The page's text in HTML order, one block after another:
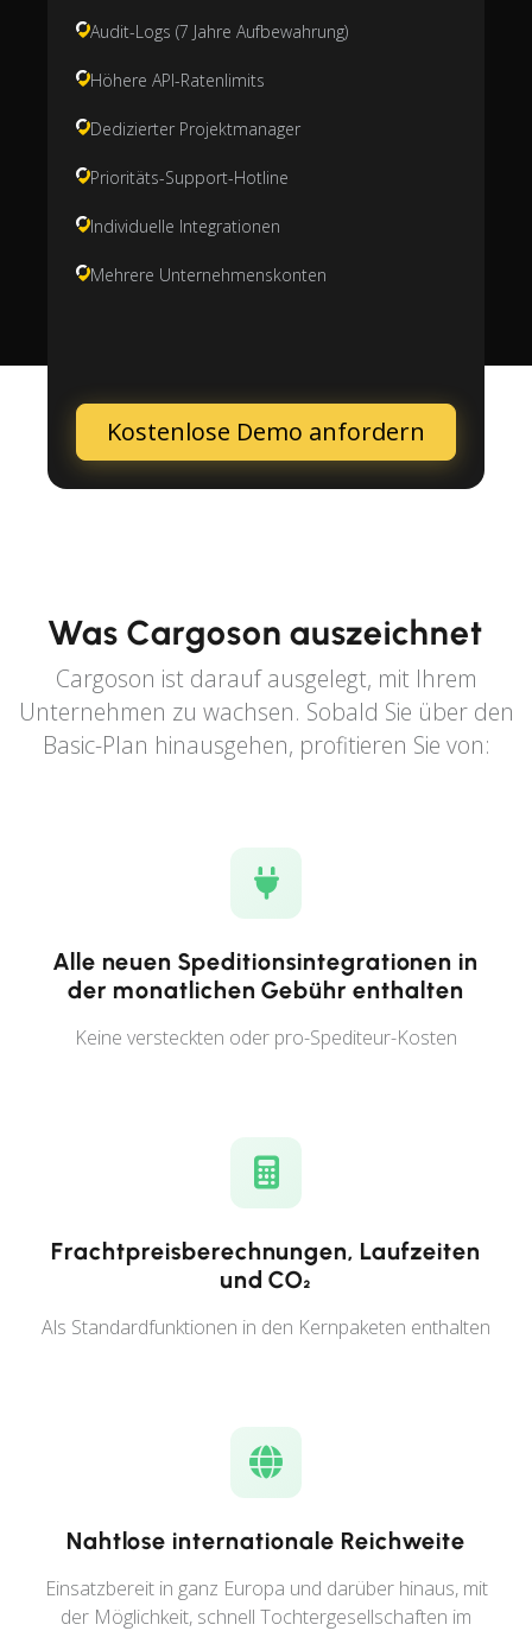
Audit-Logs (7 Jahre Aufbewahrung)
Höhere API-Ratenlimits
Dedizierter Projektmanager
Prioritäts-Support-Hotline
Individuelle Integrationen
Mehrere Unternehmenskonten
Kostenlose Demo anfordern
Was Cargoson auszeichnet
Cargoson ist darauf ausgelegt, mit Ihrem
Unternehmen zu wachsen. Sobald Sie über den
Basic-Plan hinausgehen, profitieren Sie von:
Alle neuen Speditionsintegrationen in
der monatlichen Gebühr enthalten
Keine versteckten oder pro-Spediteur-Kosten
Frachtpreisberechnungen, Laufzeiten
und CO₂
Als Standardfunktionen in den Kernpaketen enthalten
Nahtlose internationale Reichweite
Einsatzbereit in ganz Europa und darüber hinaus, mit
der Möglichkeit, schnell Tochtergesellschaften im